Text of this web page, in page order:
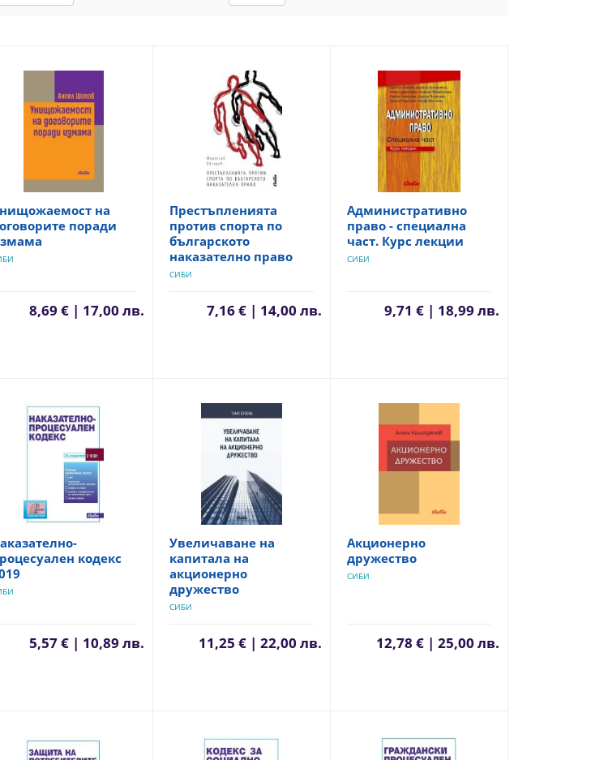
на
поради
8,69 € | 17,00 лв.
Престъпленията
против спорта по
българското
наказателно право
СИБИ
7,16 € | 14,00 лв.
Административно
право - специална
част. Курс лекции
СИБИ
9,71 € | 18,99 лв.
кодекс
5,57 € | 10,89 лв.
Увеличаване на
капитала на
акционерно
дружество
СИБИ
11,25 € | 22,00 лв.
Акционерно
дружество
СИБИ
12,78 € | 25,00 лв.